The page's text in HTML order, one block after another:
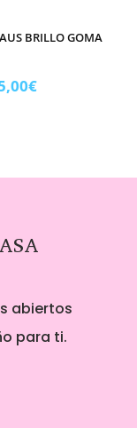
BRILLO GOMA
€Rango
1,00€
abiertos
para ti.